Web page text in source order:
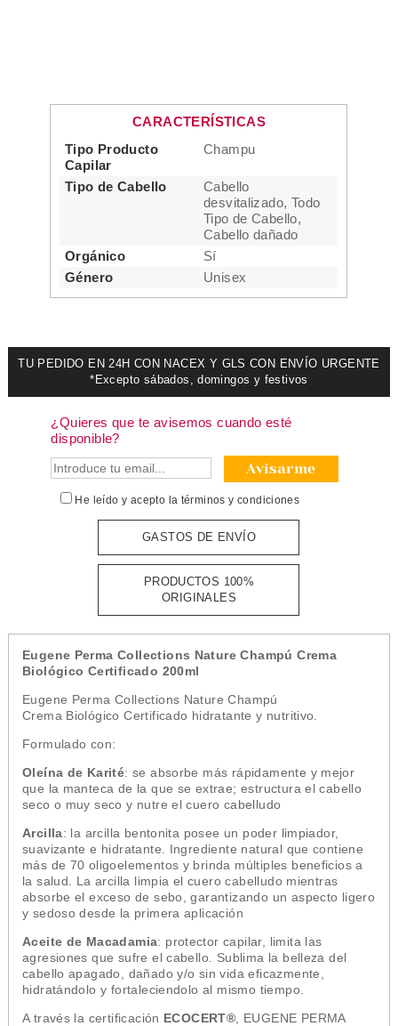
CARACTERÍSTICAS
Tipo Producto
Capilar
Champu
Tipo de Cabello
Cabello
desvitalizado, Todo
Tipo de Cabello,
Cabello dañado
Orgánico
Sí
Género
Unisex
TU PEDIDO EN 24H CON NACEX Y GLS CON ENVÍO URGENTE
*Excepto sábados, domingos y festivos
¿Quieres que te avisemos cuando esté
disponible?
Avisarme
He leído y acepto la términos y condiciones
GASTOS DE ENVÍO
PRODUCTOS 100%
ORIGINALES
Eugene Perma Collections Nature Champú Crema
Biológico Certificado 200ml
Eugene Perma Collections Nature Champú
Crema Biológico Certificado hidratante y nutritivo.
Formulado con:
Oleína de Karité: se absorbe más rápidamente y mejor
que la manteca de la que se extrae; estructura el cabello
seco o muy seco y nutre el cuero cabelludo
Arcilla: la arcilla bentonita posee un poder limpiador,
suavizante e hidratante. Ingrediente natural que contiene
más de 70 oligoelementos y brinda múltiples beneficios a
la salud. La arcilla limpia el cuero cabelludo mientras
absorbe el exceso de sebo, garantizando un aspecto ligero
y sedoso desde la primera aplicación
Aceite de Macadamia: protector capilar, limita las
agresiones que sufre el cabello. Sublima la belleza del
cabello apagado, dañado y/o sin vida eficazmente,
hidratándolo y fortaleciendolo al mismo tiempo.
A través la certificación ECOCERT® , EUGENE PERMA